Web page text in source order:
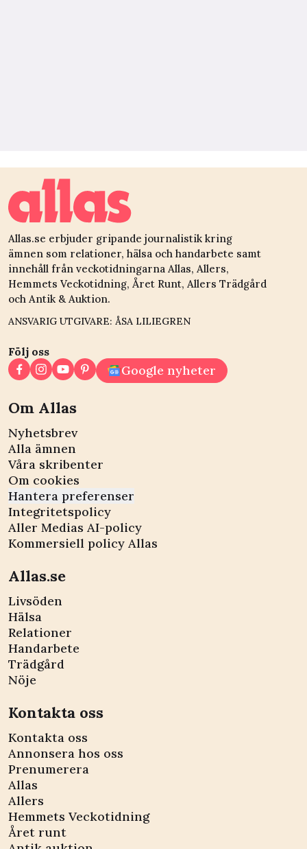
Allas.se erbjuder gripande journalistik kring
ämnen som relationer, hälsa och handarbete samt
innehåll från veckotidningarna Allas, Allers,
Hemmets Veckotidning, Året Runt, Allers Trädgård
och Antik & Auktion.
ANSVARIG UTGIVARE: ÅSA LILIEGREN
Följ oss
Google nyheter
Om Allas
Nyhetsbrev
Alla ämnen
Våra skribenter
Om cookies
Hantera preferenser
Integritetspolicy
Aller Medias AI-policy
Kommersiell policy Allas
Allas.se
Livsöden
Hälsa
Relationer
Handarbete
Trädgård
Nöje
Kontakta oss
Kontakta oss
Annonsera hos oss
Prenumerera
Allas
Allers
Hemmets Veckotidning
Året runt